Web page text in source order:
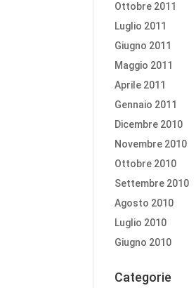
Ottobre 2011
Luglio 2011
Giugno 2011
Maggio 2011
Aprile 2011
Gennaio 2011
Dicembre 2010
Novembre 2010
Ottobre 2010
Settembre 2010
Agosto 2010
Luglio 2010
Giugno 2010
Categorie